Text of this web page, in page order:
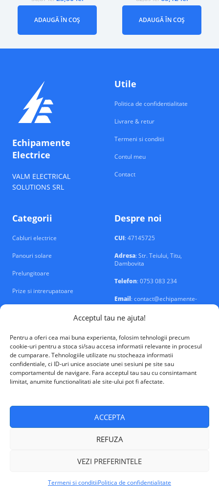
Acceptul tau ne ajuta!
Pentru a oferi cea mai buna experienta, folosim tehnologii precum
cookie-uri pentru a stoca si/sau accesa informatii relevante in procesul
de cumparare. Tehnologiile utilizate nu stocheaza informatii
confidentiale, ci ID-uri unice asociate unei sesiuni pe site sau
comportamentul de navigare. Fara acceptul tau sau cu consintamant
limitat, anumite functionalitati ale site-ului pot fi afectate.
ACCEPTA
REFUZA
VEZI PREFERINTELE
Termeni si conditiiPolitica de confidentialitate
ADAUGĂ ÎN COȘ ADAUGĂ ÎN COȘ
Echipamente
Electrice
VALM ELECTRICAL
SOLUTIONS SRL
Utile
Politica de confidentialitate
Livrare & retur
Termeni si conditii
Contul meu
Contact
Categorii
Cabluri electrice
Panouri solare
Prelungitoare
Prize si intrerupatoare
Despre noi
CUI: 47145725
Adresa: Str. Teiului, Titu,
Dambovita
Telefon: 0753 083 234
Email: contact@echipamente-
electrice.ro
VALM Electrical Solutions © 2026